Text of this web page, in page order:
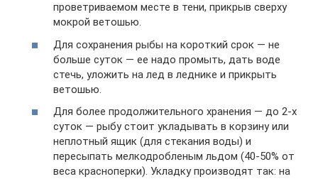
проветриваемом месте в тени, прикрыв сверху
мокрой ветошью.
Для сохранения рыбы на короткий срок — не
больше суток — ее надо промыть, дать воде
стечь, уложить на лед в леднике и прикрыть
ветошью.
Для более продолжительного хранения — до 2-х
суток — рыбу стоит укладывать в корзину или
неплотный ящик (для стекания воды) и
пересыпать мелкодробленым льдом (40-50% от
веса красноперки). Укладку производят так: на